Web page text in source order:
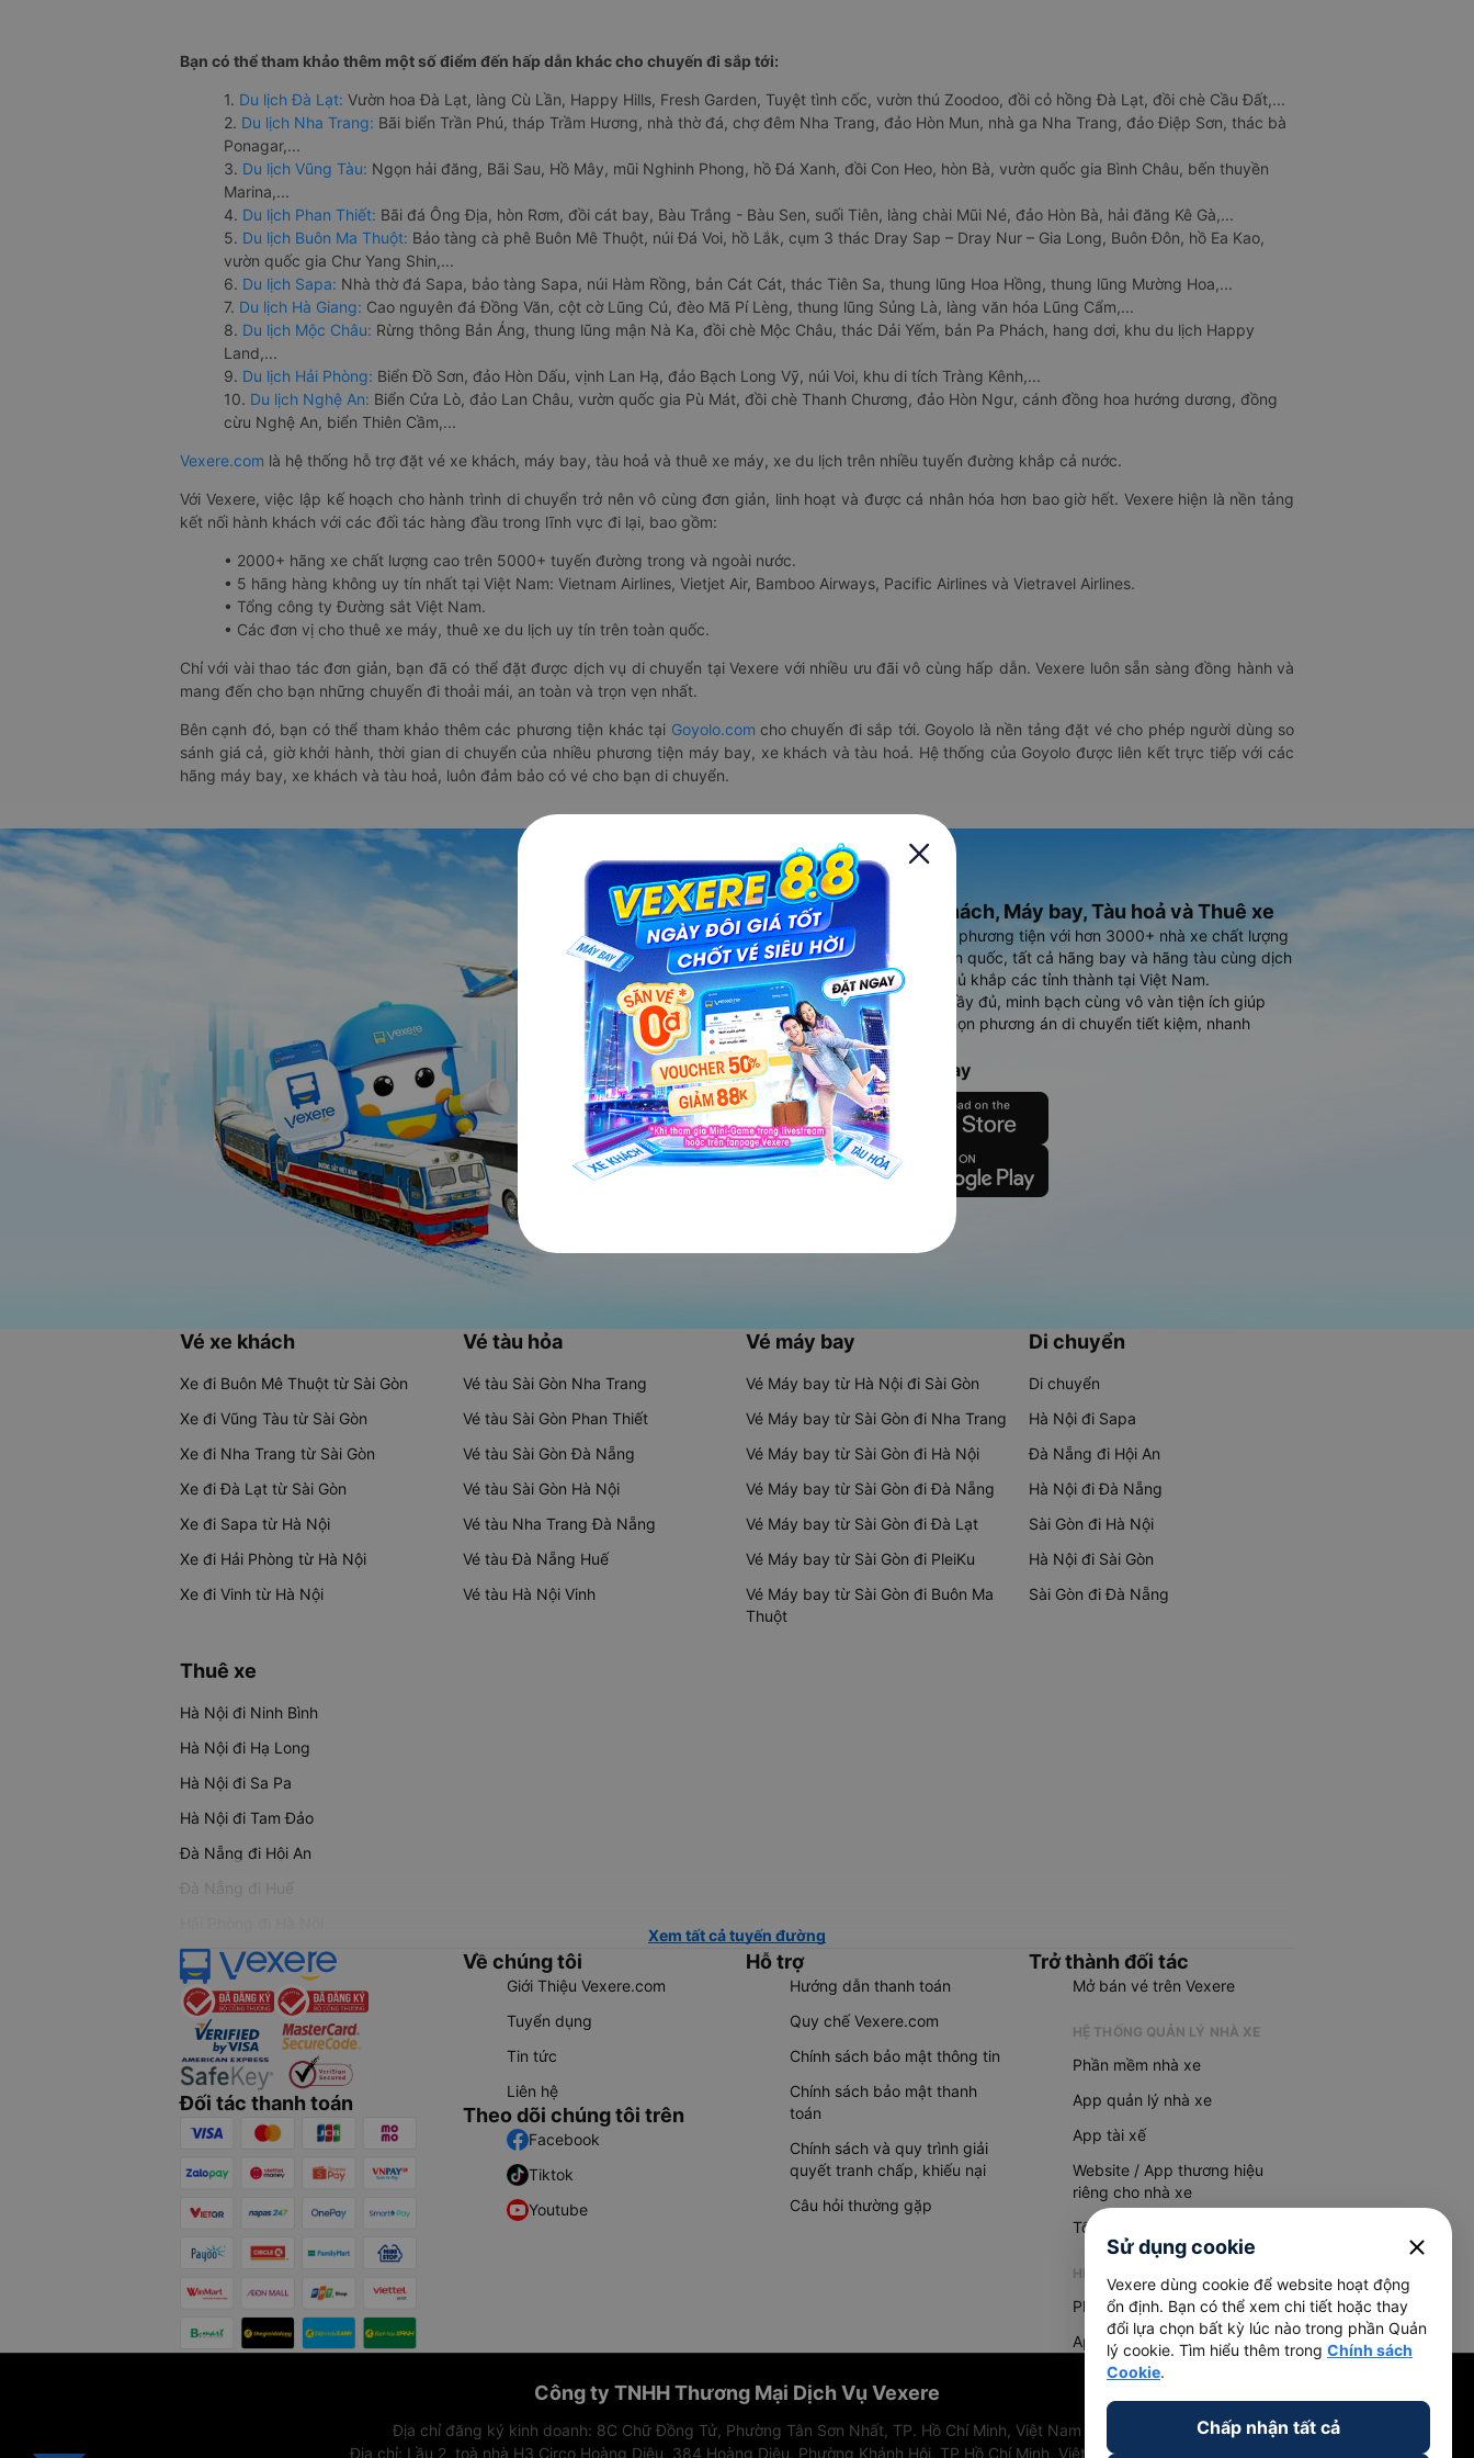
Bạn có thể tham khảo thêm một số điểm đến hấp dẫn khác cho chuyến đi sắp tới:
1. Du lịch Đà Lạt: Vườn hoa Đà Lạt, làng Cù Lần, Happy Hills, Fresh Garden, Tuyệt tình cốc, vườn thú Zoodoo, đồi cỏ hồng Đà Lạt, đồi chè Cầu Đất,...
2. Du lịch Nha Trang: Bãi biển Trần Phú, tháp Trầm Hương, nhà thờ đá, chợ đêm Nha Trang, đảo Hòn Mun, nhà ga Nha Trang, đảo Điệp Sơn, thác bà
Ponagar,...
3. Du lịch Vũng Tàu: Ngọn hải đăng, Bãi Sau, Hồ Mây, mũi Nghinh Phong, hồ Đá Xanh, đồi Con Heo, hòn Bà, vườn quốc gia Bình Châu, bến thuyền
Marina,...
4. Du lịch Phan Thiết: Bãi đá Ông Địa, hòn Rơm, đồi cát bay, Bàu Trắng - Bàu Sen, suối Tiên, làng chài Mũi Né, đảo Hòn Bà, hải đăng Kê Gà,...
5. Du lịch Buôn Ma Thuột: Bảo tàng cà phê Buôn Mê Thuột, núi Đá Voi, hồ Lắk, cụm 3 thác Dray Sap – Dray Nur – Gia Long, Buôn Đôn, hồ Ea Kao,
vườn quốc gia Chư Yang Shin,...
6. Du lịch Sapa: Nhà thờ đá Sapa, bảo tàng Sapa, núi Hàm Rồng, bản Cát Cát, thác Tiên Sa, thung lũng Hoa Hồng, thung lũng Mường Hoa,...
7. Du lịch Hà Giang: Cao nguyên đá Đồng Văn, cột cờ Lũng Cú, đèo Mã Pí Lèng, thung lũng Sủng Là, làng văn hóa Lũng Cẩm,...
8. Du lịch Mộc Châu: Rừng thông Bản Áng, thung lũng mận Nà Ka, đồi chè Mộc Châu, thác Dải Yếm, bản Pa Phách, hang dơi, khu du lịch Happy
Land,...
9. Du lịch Hải Phòng: Biển Đồ Sơn, đảo Hòn Dấu, vịnh Lan Hạ, đảo Bạch Long Vỹ, núi Voi, khu di tích Tràng Kênh,...
10. Du lịch Nghệ An: Biển Cửa Lò, đảo Lan Châu, vườn quốc gia Pù Mát, đồi chè Thanh Chương, đảo Hòn Ngư, cánh đồng hoa hướng dương, đồng
cừu Nghệ An, biển Thiên Cầm,...
Vexere.com là hệ thống hỗ trợ đặt vé xe khách, máy bay, tàu hoả và thuê xe máy, xe du lịch trên nhiều tuyến đường khắp cả nước.
Với Vexere, việc lập kế hoạch cho hành trình di chuyển trở nên vô cùng đơn giản, linh hoạt và được cá nhân hóa hơn bao giờ hết. Vexere hiện là nền tảng
kết nối hành khách với các đối tác hàng đầu trong lĩnh vực đi lại, bao gồm:
• 2000+ hãng xe chất lượng cao trên 5000+ tuyến đường trong và ngoài nước.
• 5 hãng hàng không uy tín nhất tại Việt Nam: Vietnam Airlines, Vietjet Air, Bamboo Airways, Pacific Airlines và Vietravel Airlines.
• Tổng công ty Đường sắt Việt Nam.
• Các đơn vị cho thuê xe máy, thuê xe du lịch uy tín trên toàn quốc.
Chỉ với vài thao tác đơn giản, bạn đã có thể đặt được dịch vụ di chuyển tại Vexere với nhiều ưu đãi vô cùng hấp dẫn. Vexere luôn sẵn sàng đồng hành và
mang đến cho bạn những chuyến đi thoải mái, an toàn và trọn vẹn nhất.
Bên cạnh đó, bạn có thể tham khảo thêm các phương tiện khác tại Goyolo.com cho chuyến đi sắp tới. Goyolo là nền tảng đặt vé cho phép người dùng so
sánh giá cả, giờ khởi hành, thời gian di chuyển của nhiều phương tiện máy bay, xe khách và tàu hoả. Hệ thống của Goyolo được liên kết trực tiếp với các
hãng máy bay, xe khách và tàu hoả, luôn đảm bảo có vé cho bạn di chuyển.
Ứng dụng đặt vé Xe khách, Máy bay, Tàu hoả và Thuê xe
Vexere - ứng dụng đặt vé đa phương tiện với hơn 3000+ nhà xe chất lượng
cao, 5000+ tuyến đường toàn quốc, tất cả hãng bay và hãng tàu cùng dịch
vụ thuê xe máy, xe du lịch phủ khắp các tỉnh thành tại Việt Nam.
Ứng dụng hiển thị thông tin đầy đủ, minh bạch cùng vô vàn tiện ích giúp
người dùng so sánh và lựa chọn phương án di chuyển tiết kiệm, nhanh
chóng và phù hợp nhất.
Tải ứng dụng Vexere ngay
Vé xe khách
Xe đi Buôn Mê Thuột từ Sài Gòn
Xe đi Vũng Tàu từ Sài Gòn
Xe đi Nha Trang từ Sài Gòn
Xe đi Đà Lạt từ Sài Gòn
Xe đi Sapa từ Hà Nội
Xe đi Hải Phòng từ Hà Nội
Xe đi Vinh từ Hà Nội
Vé tàu hỏa
Vé tàu Sài Gòn Nha Trang
Vé tàu Sài Gòn Phan Thiết
Vé tàu Sài Gòn Đà Nẵng
Vé tàu Sài Gòn Hà Nội
Vé tàu Nha Trang Đà Nẵng
Vé tàu Đà Nẵng Huế
Vé tàu Hà Nội Vinh
Vé máy bay
Vé Máy bay từ Hà Nội đi Sài Gòn
Vé Máy bay từ Sài Gòn đi Nha Trang
Vé Máy bay từ Sài Gòn đi Hà Nội
Vé Máy bay từ Sài Gòn đi Đà Nẵng
Vé Máy bay từ Sài Gòn đi Đà Lạt
Vé Máy bay từ Sài Gòn đi PleiKu
Vé Máy bay từ Sài Gòn đi Buôn Ma
Thuột
Di chuyển
Di chuyển
Hà Nội đi Sapa
Đà Nẵng đi Hội An
Hà Nội đi Đà Nẵng
Sài Gòn đi Hà Nội
Hà Nội đi Sài Gòn
Sài Gòn đi Đà Nẵng
Thuê xe
Hà Nội đi Ninh Bình
Hà Nội đi Hạ Long
Hà Nội đi Sa Pa
Hà Nội đi Tam Đảo
Đà Nẵng đi Hội An
Đà Nẵng đi Huế
Xem tất cả tuyến đường
Đối tác thanh toán
Về chúng tôi
Giới Thiệu Vexere.com
Tuyển dụng
Tin tức
Liên hệ
Theo dõi chúng tôi trên
Facebook
Tiktok
Youtube
Hỗ trợ
Hướng dẫn thanh toán
Quy chế Vexere.com
Chính sách bảo mật thông tin
Chính sách bảo mật thanh
toán
Chính sách và quy trình giải
quyết tranh chấp, khiếu nại
Câu hỏi thường gặp
Trở thành đối tác
Mở bán vé trên Vexere
HỆ THỐNG QUẢN LÝ NHÀ XE
Phần mềm nhà xe
App quản lý nhà xe
App tài xế
Website / App thương hiệu
riêng cho nhà xe
Tổng đài AI
HỆ THỐNG QUẢN LÝ HÀNG HOÁ
Phần mềm quản lý hàng hoá
App quản lý hàng hoá
Công ty TNHH Thương Mại Dịch Vụ Vexere
Địa chỉ đăng ký kinh doanh: 8C Chữ Đồng Tử, Phường Tân Sơn Nhất, TP. Hồ Chí Minh, Việt Nam
Địa chỉ: Lầu 2, toà nhà H3 Circo Hoàng Diệu, 384 Hoàng Diệu, Phường Khánh Hội, TP Hồ Chí Minh, Việt Nam
Sử dụng cookie close
Vexere dùng cookie để website hoạt động
ổn định. Bạn có thể xem chi tiết hoặc thay
đổi lựa chọn bất kỳ lúc nào trong phần Quản
lý cookie. Tìm hiểu thêm trong Chính sách
Cookie.
Chấp nhận tất cả